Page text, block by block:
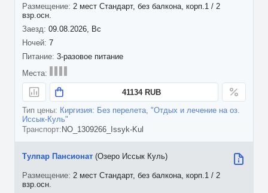
09.08.2026, Вс
7
2 мест Стандарт, без балкона, корп.1 / 2
взр.осн.
3-разовое питание
41134 RUB
Киргизия: Без перелета, "Отдых и лечение на оз.
Иссык-Куль"
NO_1309266_Issyk-Kul
Тулпар Пансионат (Озеро Иссык Куль)
2 мест Стандарт, без балкона, корп.1 / 2
взр.осн.